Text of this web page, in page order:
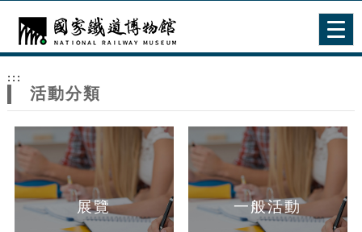
網
站
主
題
:::
活動分類
展覽 一般活動